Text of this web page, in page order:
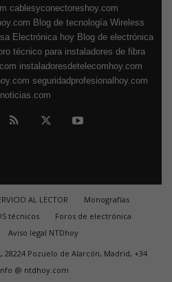
cablesyconectoreshoy.com
Blog de tecnología Wireless
Electrónica hoy Blog de electrónica
técnico para instaladores de fibra
instaladoresdetelecomhoy.com
seguridadprofesionalhoy.com
AL LECTOR
Monografías
técnicos
Foros de electrónica
Aviso legal NTDhoy
28224 Pozuelo de Alarcón, Madrid, +34
@ ntdhoy.com